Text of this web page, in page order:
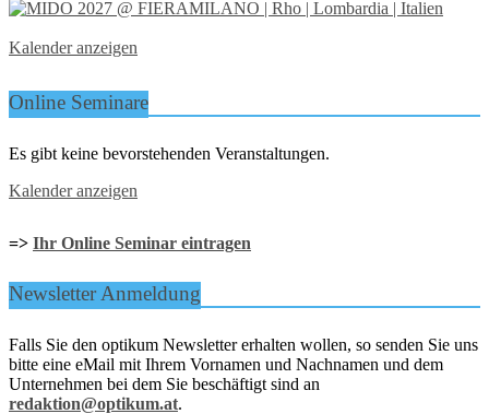
Kalender anzeigen
Online Seminare
Es gibt keine bevorstehenden Veranstaltungen.
Kalender anzeigen
=> Ihr Online Seminar eintragen
Newsletter Anmeldung
Falls Sie den optikum Newsletter erhalten wollen, so senden Sie uns
bitte eine eMail mit Ihrem Vornamen und Nachnamen und dem
Unternehmen bei dem Sie beschäftigt sind an
redaktion@optikum.at.